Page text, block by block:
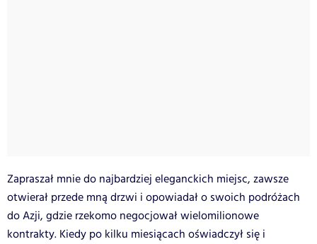
Zapraszał mnie do najbardziej eleganckich miejsc, zawsze
otwierał przede mną drzwi i opowiadał o swoich podróżach
do Azji, gdzie rzekomo negocjował wielomilionowe
kontrakty. Kiedy po kilku miesiącach oświadczył się i